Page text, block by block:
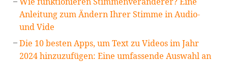
Anleitung zum Ändern Ihrer Stimme in Audio-
und Vide
Die 10 besten Apps, um Text zu Videos im Jahr
2024 hinzuzufügen: Eine umfassende Auswahl an